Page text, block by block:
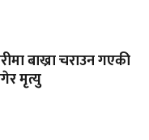
बाख्रा चराउन गएकी
मृत्यु